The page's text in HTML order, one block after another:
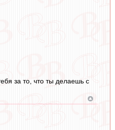
за то, что ты делаешь с